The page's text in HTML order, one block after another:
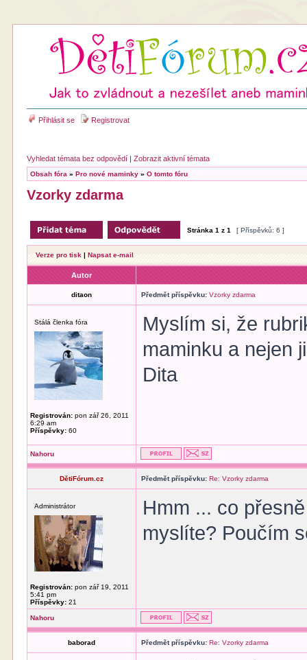
Přihlásit se Registrovat
Vyhledat témata bez odpovědí |Zobrazit aktivní témata
Obsah fóra »Pro nové maminky »O tomto fóru
Vzorky zdarma
Stránka1 z1 [ Příspěvků: 6 ]
Verze pro tisk |Napsat e-mail
Autor
ditaon Předmět příspěvku: Vzorky zdarma
Stálá členka fóra
Registrován: pon zář 26, 2011
6:29 am
Příspěvky: 60
Myslím si, že
maminku a nejen
Dita
Nahoru
DětiFórum.cz Předmět příspěvku: Re: Vzorky zdarma
Administrátor
Registrován: pon zář 19, 2011
5:41 pm
Příspěvky: 21
Hmm ... co
myslíte? Poučím
Nahoru
baborad Předmět příspěvku: Re: Vzorky zdarma